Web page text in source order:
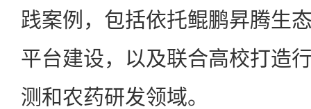
践案例，包括依托鲲鹏昇腾生
平台建设，以及联合高校打造
测和农药研发领域。